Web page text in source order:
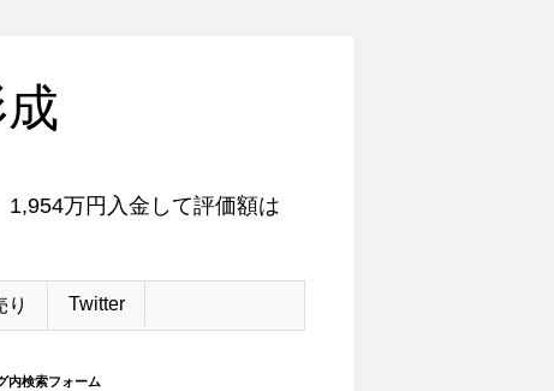
万円入金して評価額は
り Twitter
内検索フォーム